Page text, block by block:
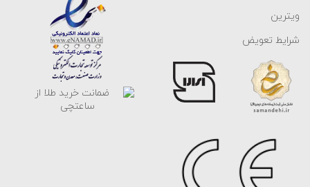
ویترین
شرایط تعویض